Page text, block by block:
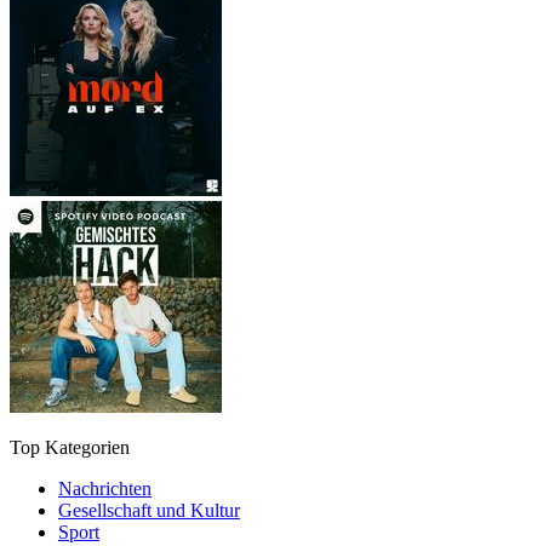
Top Kategorien
Nachrichten
Gesellschaft und Kultur
Sport